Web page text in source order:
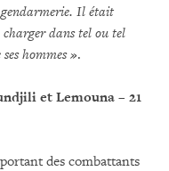
Il était
dans tel ou tel
hommes ».
et Lemouna – 21
des combattants